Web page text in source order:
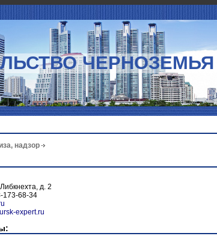
ЧЕРНОЗЕМЬЯ
надзор
д. 2
173-68-34
expert.ru